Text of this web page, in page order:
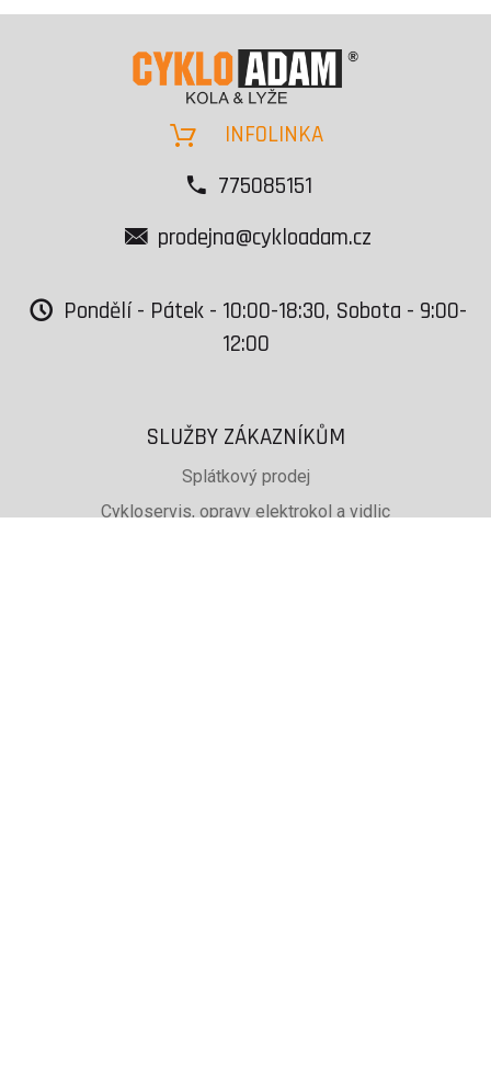
INFOLINKA
775085151
prodejna@cykloadam.cz
Pondělí - Pátek - 10:00-18:30, Sobota - 9:00-
12:00
SLUŽBY ZÁKAZNÍKŮM
Splátkový prodej
Cykloservis, opravy elektrokol a vidlic